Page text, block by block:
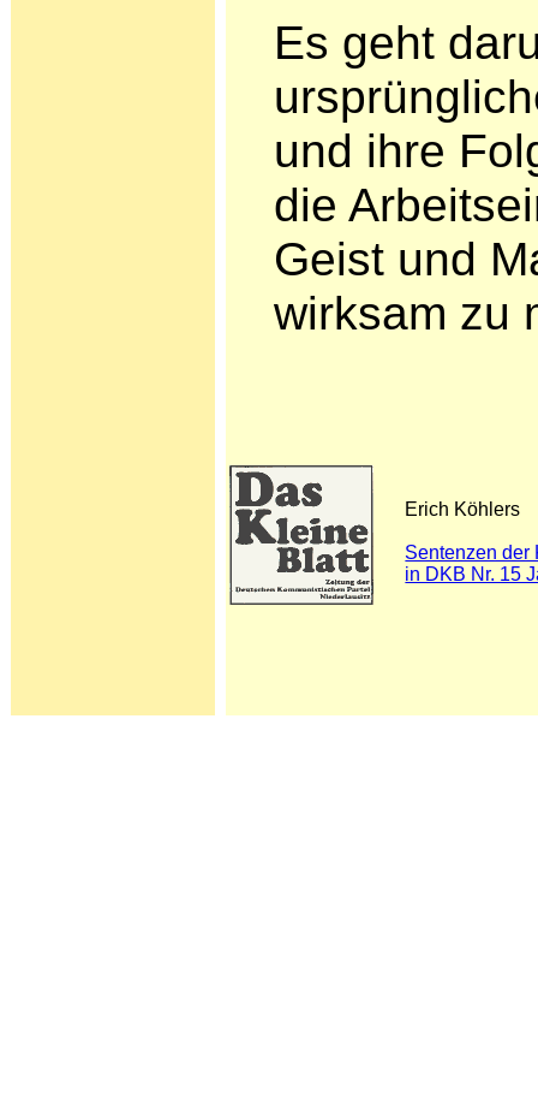
Es geht
und ihre
die
Geist und
wirksam zu
Erich Köhlers
Sentenzen der
in DKB Nr. 15